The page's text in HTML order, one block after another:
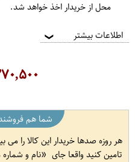
محل از خریدار اخذ خواهد شد.
اطلاعات بیشتر ❯
شما هم
هر روزه صدها خریدار این کالا را می
تامین کنید واقعا جای
نام و